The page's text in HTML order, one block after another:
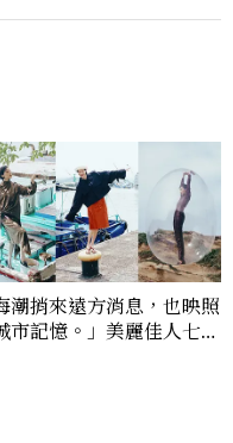
潮捎來遠方消息，也映照
市記憶。」美麗佳人七月